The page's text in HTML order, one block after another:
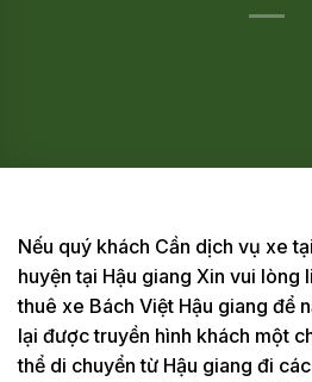
Nếu quý khách Cần dịch vụ xe
huyện tại Hậu giang Xin vui lòng
thuê xe Bách Việt Hậu giang để
lại được truyền hình khách một
thể di chuyển từ Hậu giang đi